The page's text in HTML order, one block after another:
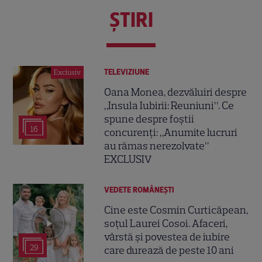
ŞTIRI
Exclusiv
16
TELEVIZIUNE
Oana Monea, dezvăluiri despre
„Insula Iubirii: Reuniuni”. Ce
spune despre foștii
concurenți: „Anumite lucruri
au rămas nerezolvate”
EXCLUSIV
29
VEDETE ROMÂNEŞTI
Cine este Cosmin Curticăpean,
soțul Laurei Cosoi. Afaceri,
vârstă și povestea de iubire
care durează de peste 10 ani